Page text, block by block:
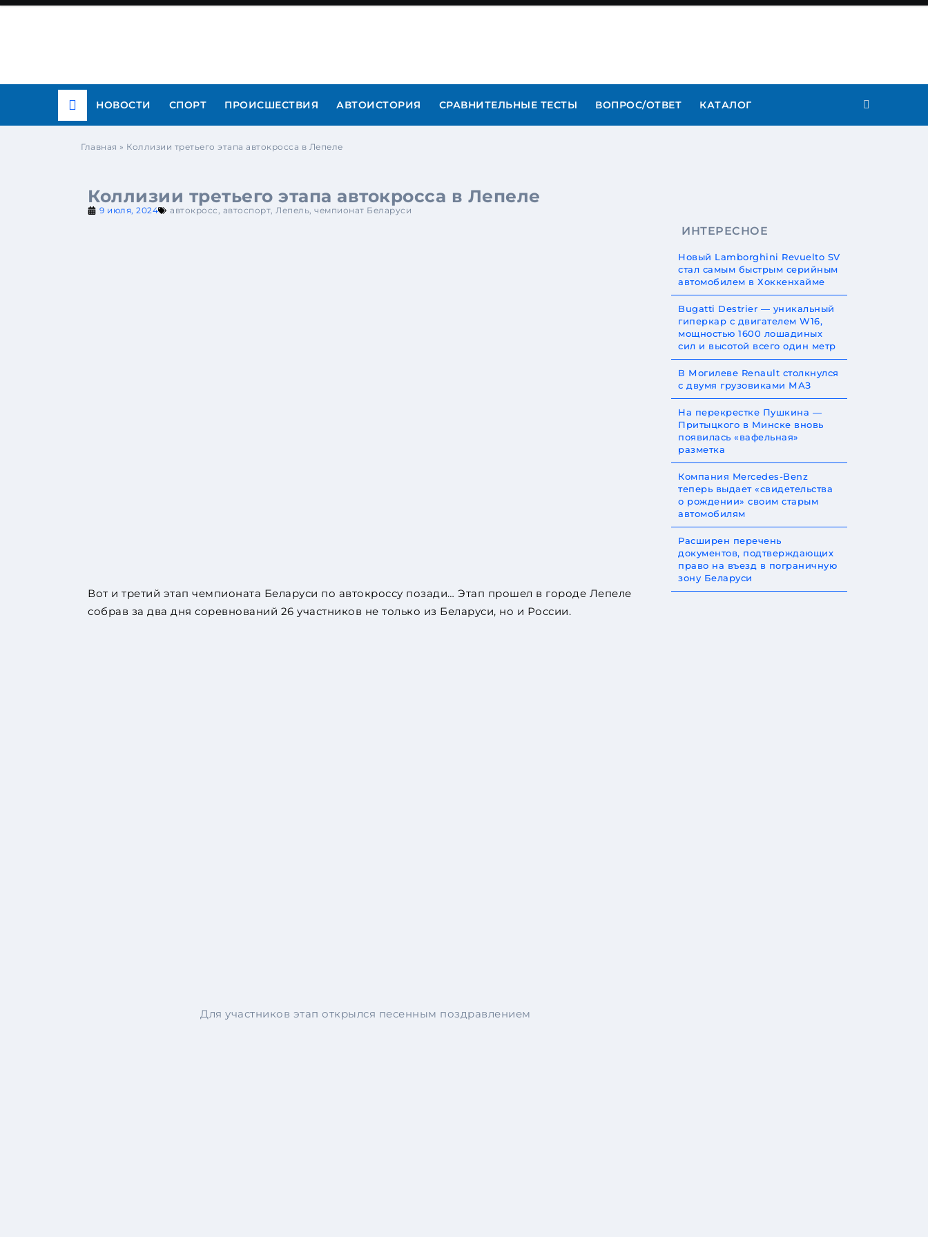
НОВОСТИ СПОРТ ПРОИСШЕСТВИЯ АВТОИСТОРИЯ СРАВНИТЕЛЬНЫЕ ТЕСТЫ ВОПРОС/ОТВЕТ КАТАЛОГ
Главная » Коллизии третьего этапа автокросса в Лепеле
Коллизии третьего этапа автокросса в Лепеле
9 июля, 2024 автокросс, автоспорт, Лепель, чемпионат Беларуси
Вот и третий этап чемпионата Беларуси по автокроссу позади… Этап прошел в городе Лепеле
собрав за два дня соревнований 26 участников не только из Беларуси, но и России.
Для участников этап открылся песенным поздравлением
ИНТЕРЕСНОЕ
Новый Lamborghini Revuelto SV
стал самым быстрым серийным
автомобилем в Хоккенхайме
Bugatti Destrier — уникальный
гиперкар с двигателем W16,
мощностью 1600 лошадиных
сил и высотой всего один метр
В Могилеве Renault столкнулся
с двумя грузовиками МАЗ
На перекрестке Пушкина —
Притыцкого в Минске вновь
появилась «вафельная»
разметка
Компания Mercedes-Benz
теперь выдает «свидетельства
о рождении» своим старым
автомобилям
Расширен перечень
документов, подтверждающих
право на въезд в пограничную
зону Беларуси